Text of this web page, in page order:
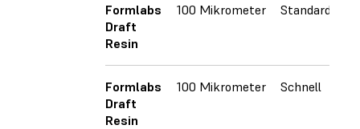
Formlabs
Draft
Resin
100 Mikrometer Standard
Formlabs
Draft
Resin
100 Mikrometer Schnell